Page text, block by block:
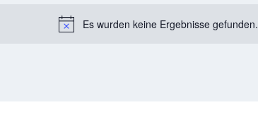
Notice
Es wurden keine Ergebnisse gefunden.